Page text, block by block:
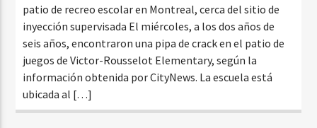
patio de recreo escolar en Montreal, cerca del sitio de
inyección supervisada El miércoles, a los dos años de
seis años, encontraron una pipa de crack en el patio de
juegos de Victor-Rousselot Elementary, según la
información obtenida por CityNews. La escuela está
ubicada al […]